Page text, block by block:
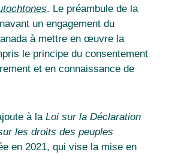
. Le préambule de la
un engagement du
à mettre en œuvre la
le principe du consentement
et en connaissance de
à la Loi sur la Déclaration
les droits des peuples
en 2021, qui vise la mise en